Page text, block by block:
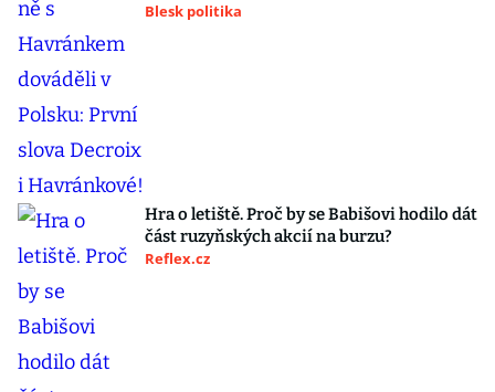
Blesk politika
Hra o letiště. Proč by se Babišovi hodilo dát
část ruzyňských akcií na burzu?
Reflex.cz